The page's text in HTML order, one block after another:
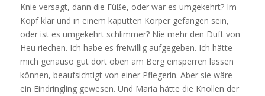
Knie versagt, dann die Füße, oder war es umgekehrt? Im
Kopf klar und in einem kaputten Körper gefangen sein,
oder ist es umgekehrt schlimmer? Nie mehr den Duft von
Heu riechen. Ich habe es freiwillig aufgegeben. Ich hätte
mich genauso gut dort oben am Berg einsperren lassen
können, beaufsichtigt von einer Pflegerin. Aber sie wäre
ein Eindringling gewesen. Und Maria hätte die Knollen der